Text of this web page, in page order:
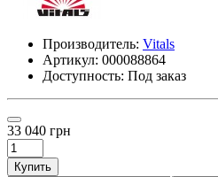
Производитель: Vitals
Артикул: 000088864
Доступность: Под заказ
33 040 грн
Купить